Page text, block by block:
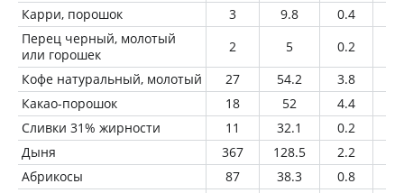
Карри, порошок
3 9.8 0.4
Перец черный, молотый
или горошек
2 5 0.2
Кофе натуральный, молотый
27 54.2 3.8
Какао-порошок
18 52 4.4
Сливки 31% жирности
11 32.1 0.2
Дыня
367 128.5 2.2
Абрикосы
87 38.3 0.8